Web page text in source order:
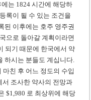
는 1824 시간에 해당하
록이 될 수 있는 조건을
된 이후에는 호주 영주권
으로 돌아갈 계획이라면
되기 때문에 한국에서 약
하시는 분들도 계십니다.
친 후 어느 정도의 수입
서 조사한 약사의 전망과
$1,980 로 최상위에 해당